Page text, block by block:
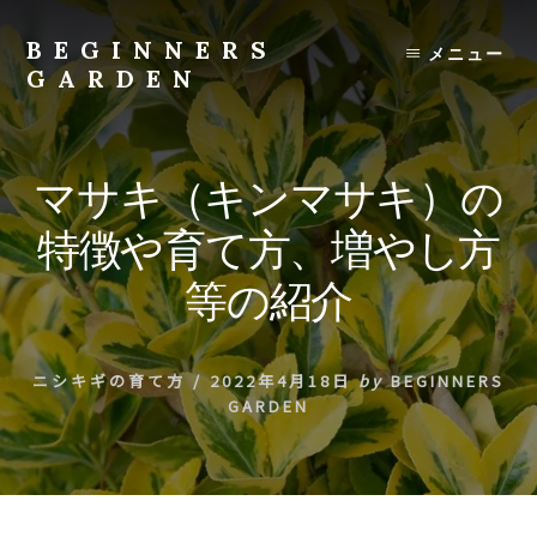
content
BEGINNERS
GARDEN
植
物
の
種
類
や
育
て
方
の
紹
介
を
行
メニュー
マサキ（キンマサキ）の
特徴や育て方、増やし方
等の紹介
ニシキギの育て方/ 2022年4月18日 by BEGINNERS
GARDEN